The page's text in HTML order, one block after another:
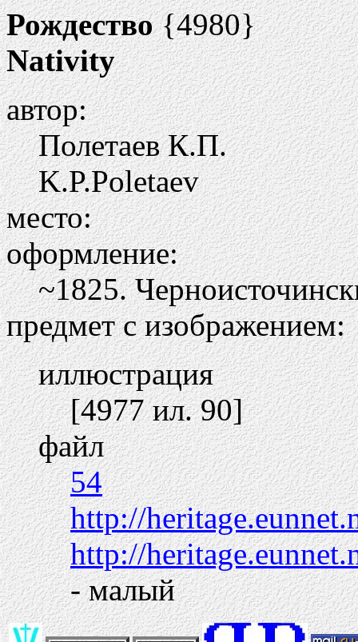
Рождество{4980}
Nativity
автор:
Полетаев К.П.
K.P.Poletaev
место:
оформление:
~1825.
предмет с изображением:
иллюстрация
[4977 ил. 90]
файл
54
http://
http://
- малый